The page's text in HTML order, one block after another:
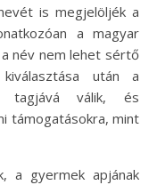
is megjelöljék a
a magyar
név nem lehet sértő
után a
tagjává válik, és
támogatásokra, mint
a gyermek apjának